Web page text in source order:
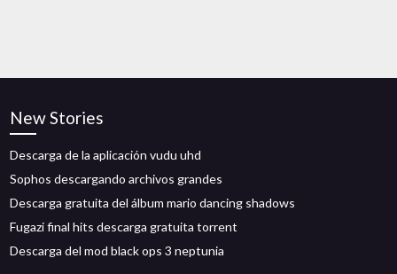
New Stories
Descarga de la aplicación vudu uhd
Sophos descargando archivos grandes
Descarga gratuita del álbum mario dancing shadows
Fugazi final hits descarga gratuita torrent
Descarga del mod black ops 3 neptunia